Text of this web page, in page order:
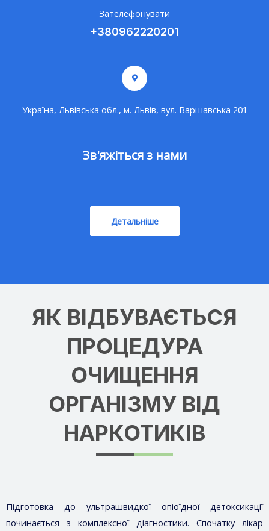
Зателефонувати
+380962220201
Україна, Львівська обл., м. Львів, вул. Варшавська 201
Зв'яжіться з нами
Детальніше
ЯК ВІДБУВАЄТЬСЯ
ПРОЦЕДУРА
ОЧИЩЕННЯ
ОРГАНІЗМУ ВІД
НАРКОТИКІВ
Підготовка до ультрашвидкої опіоїдної детоксикації
починається з комплексної діагностики. Спочатку лікар